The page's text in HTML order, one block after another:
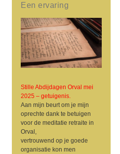
Een ervaring
Stille Abdijdagen Orval mei
2025 – getuigenis.
Aan mijn beurt om je mijn
oprechte dank te betuigen
voor de meditatie retraite in
Orval,
vertrouwend op je goede
organisatie kon men